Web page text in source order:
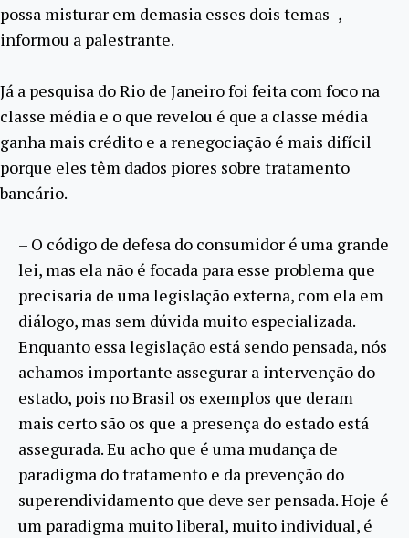
possa misturar em demasia esses dois temas -,
informou a palestrante.
Já a pesquisa do Rio de Janeiro foi feita com foco na
classe média e o que revelou é que a classe média
ganha mais crédito e a renegociação é mais difícil
porque eles têm dados piores sobre tratamento
bancário.
– O código de defesa do consumidor é uma grande
lei, mas ela não é focada para esse problema que
precisaria de uma legislação externa, com ela em
diálogo, mas sem dúvida muito especializada.
Enquanto essa legislação está sendo pensada, nós
achamos importante assegurar a intervenção do
estado, pois no Brasil os exemplos que deram
mais certo são os que a presença do estado está
assegurada. Eu acho que é uma mudança de
paradigma do tratamento e da prevenção do
superendividamento que deve ser pensada. Hoje é
um paradigma muito liberal, muito individual, é